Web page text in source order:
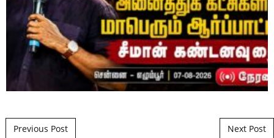
Post navigation
Previous Post Next Post